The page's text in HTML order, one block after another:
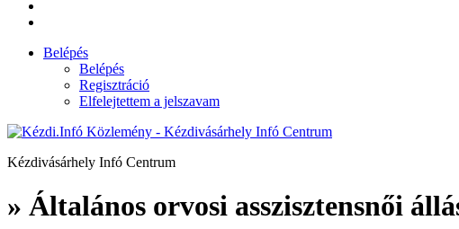
Belépés
Belépés
Regisztráció
Elfelejtettem a jelszavam
Kézdivásárhely Infó Centrum
» Általános orvosi asszisztensnői